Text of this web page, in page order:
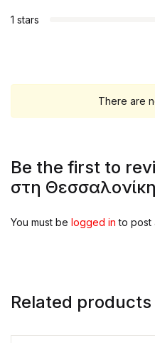
1 stars
There are
Be the first to
στη
You must be logged in to post
Related products